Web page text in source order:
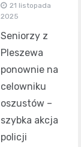
21 listopada
2025
Seniorzy z
Pleszewa
ponownie na
celowniku
oszustów –
szybka akcja
policji